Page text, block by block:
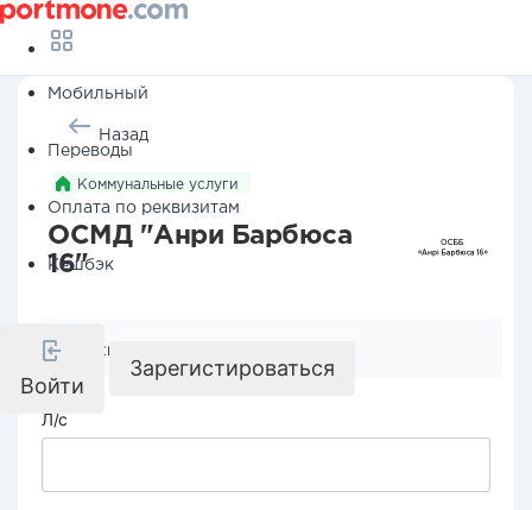
Мобильный
Переводы
Оплата по реквизитам
Кешбэк
Войти
Зарегистироваться
Назад
Коммунальные услуги
ОСМД "Анри Барбюса
16"
Реквизиты компании
Л/с